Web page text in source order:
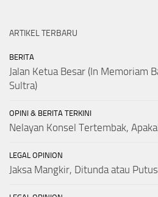
ARTIKEL TERBARU
BERITA
Jalan Ketua Besar (In Memoriam
Sultra)
OPINI & BERITA TERKINI
Nelayan Konsel Tertembak,
LEGAL OPINION
Jaksa Mangkir, Ditunda atau